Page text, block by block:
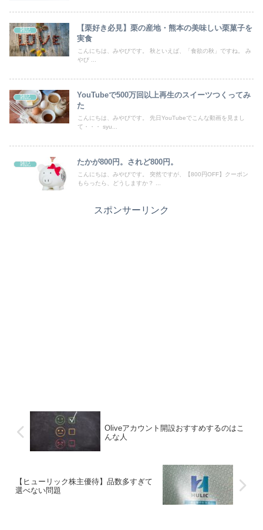
雑記
【栗好き必見】栗の産地・熊本の美味しい栗菓子を
実食
こんにちは、みやびです。 秋といえば、「食欲の秋」ですね。 み
やび ...
雑記
YouTubeで500万回以上再生のスイーツつくってみ
た
こんにちは、みやびです。 先日YouTubeでこんな動画を見まし
て・・・ syu...
雑記 たかが800円。されど800円。
こんにちは、みやびです。 突然ですが、【800円OFF】クーポン
もらったら、どうしますか？ ...
スポンサーリンク
Oliveアカウント開設おすすめするのはこ
んな人
【ヒューリック株主優待】品数多すぎて
選べない問題